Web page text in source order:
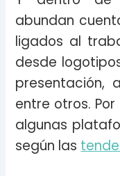
abundan
ligados al
desde
presentación,
entre otros.
algunas
según las